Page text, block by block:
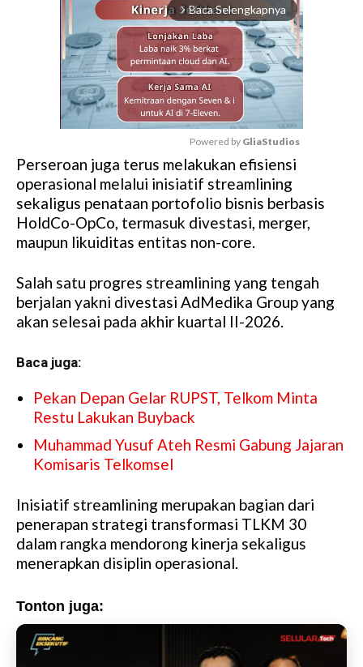
arrow_forward_ios Baca Selengkapnya
M
u
t
e
Powered by GliaStudios
Perseroan juga terus melakukan efisiensi
operasional melalui inisiatif streamlining
sekaligus penataan portofolio bisnis berbasis
HoldCo-OpCo, termasuk divestasi, merger,
maupun likuiditas entitas non-core.
Salah satu progres streamlining yang tengah
berjalan yakni divestasi AdMedika Group yang
akan selesai pada akhir kuartal II-2026.
Baca juga:
Pekan Depan Gelar RUPST, Telkom Minta
Restu Lakukan Buyback
Muhammad Yusuf Ateh Resmi Gabung Jajaran
Komisaris Telkomsel
Inisiatif streamlining merupakan bagian dari
penerapan strategi transformasi TLKM 30
dalam rangka mendorong kinerja sekaligus
menerapkan disiplin operasional.
Tonton juga: